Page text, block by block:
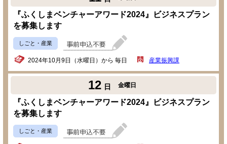
『ふくしまベンチャーアワード2024』ビジネスプラン
を募集します
しごと・産業
2024年10月9日（水曜日）から 毎日 産業振興課
12 日 金曜日
『ふくしまベンチャーアワード2024』ビジネスプラン
を募集します
しごと・産業